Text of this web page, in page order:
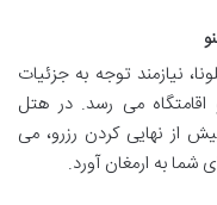
نیازمند توجه به جزئیات
می رسد. در هتل
از نهایی کردن رزرو، می
شما به ارمغان آورد.